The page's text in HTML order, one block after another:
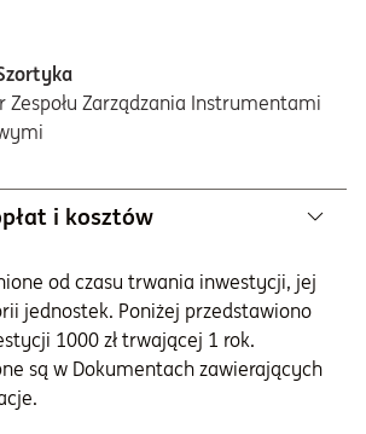
Zespołu Zarządzania Instrumentami
i kosztów
od czasu trwania inwestycji, jej
jednostek. Poniżej przedstawiono
1000 zł trwającej 1 rok.
są w Dokumentach zawierających